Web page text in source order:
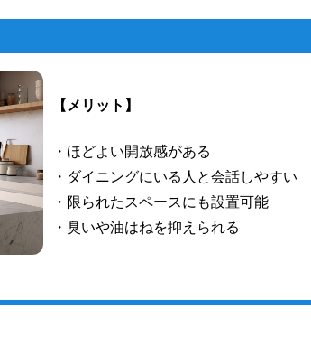
【メリット】
・ほどよい開放感がある
・ダイニングにいる人と会話しやすい
・限られたスペースにも設置可能
・臭いや油はねを抑えられる